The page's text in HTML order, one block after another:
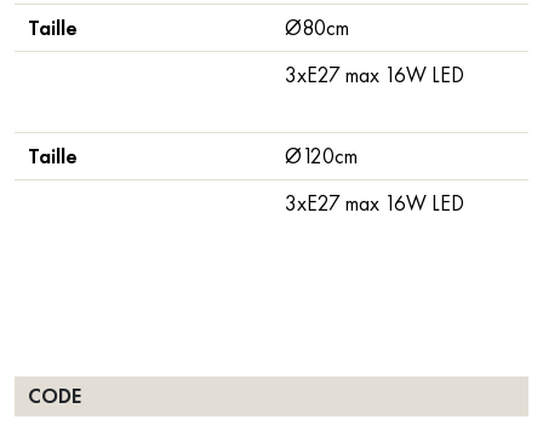
Taille
Ø80cm
3xE27 max 16W LED
Taille
Ø120cm
3xE27 max 16W LED
CODE